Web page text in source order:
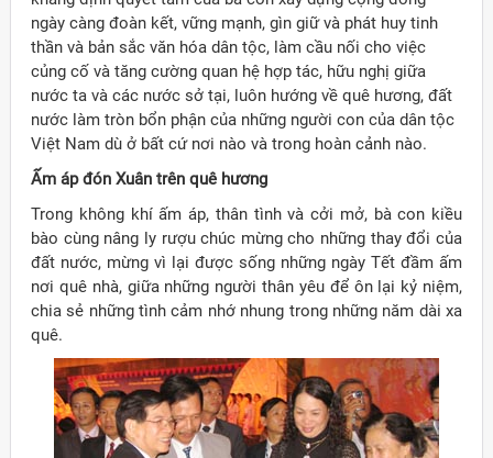
ngày càng đoàn kết, vững mạnh, gìn giữ và phát huy tinh
thần và bản sắc văn hóa dân tộc, làm cầu nối cho việc
củng cố và tăng cường quan hệ hợp tác, hữu nghị giữa
nước ta và các nước sở tại, luôn hướng về quê hương, đất
nước làm tròn bổn phận của những người con của dân tộc
Việt Nam dù ở bất cứ nơi nào và trong hoàn cảnh nào.
Ấm áp đón Xuân trên quê hương
Trong không khí ấm áp, thân tình và cởi mở, bà con kiều
bào cùng nâng ly rượu chúc mừng cho những thay đổi của
đất nước, mừng vì lại được sống những ngày Tết đầm ấm
nơi quê nhà, giữa những người thân yêu để ôn lại kỷ niệm,
chia sẻ những tình cảm nhớ nhung trong những năm dài xa
quê.